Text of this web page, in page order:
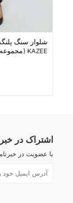
KAZEE (مجموعه 4 42-44-46-48)
اشتراک در
با عضویت در